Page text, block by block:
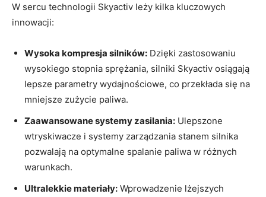
W sercu technologii Skyactiv‌ leży kilka kluczowych⁣
innowacji:
Wysoka kompresja silników: ​Dzięki‌ zastosowaniu
‍wysokiego‌ stopnia sprężania, silniki Skyactiv osiągają
lepsze parametry wydajnościowe, co przekłada się ⁢na
mniejsze zużycie⁤ paliwa.
Zaawansowane ⁤systemy zasilania: Ulepszone
wtryskiwacze i systemy zarządzania ⁣stanem silnika
pozwalają na ‍optymalne spalanie​ paliwa w ‌różnych
warunkach.
Ultralekkie materiały: Wprowadzenie lżejszych